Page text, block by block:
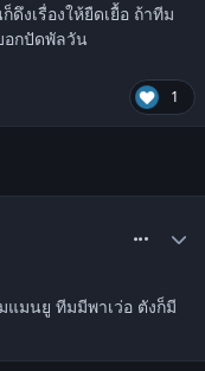
ดึงเรื่องให้ยืดเยื้อ ถ้าทีม
อกปัดพัลวัน
1
แมนยู ทีมมีพาเว่อ ตังก็มี